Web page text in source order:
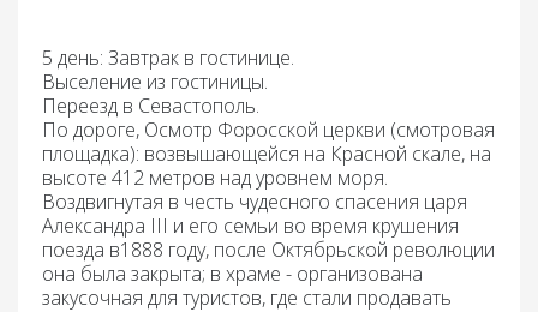
5 день: Завтрак в гостинице.
Выселение из гостиницы.
Переезд в Севастополь.
По дороге, Осмотр Форосской церкви (смотровая
площадка): возвышающейся на Красной скале, на
высоте 412 метров над уровнем моря.
Воздвигнутая в честь чудесного спасения царя
Александра III и его семьи во время крушения
поезда в1888 году, после Октябрьской революции
она была закрыта; в храме - организована
закусочная для туристов, где стали продавать